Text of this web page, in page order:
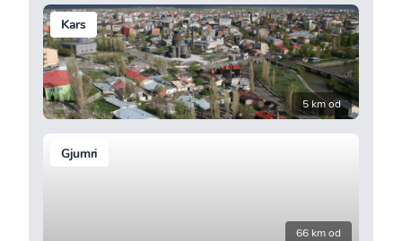
Kars
5 km od
Gjumri
66 km od